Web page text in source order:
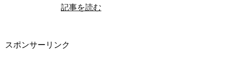
記事を読む
スポンサーリンク